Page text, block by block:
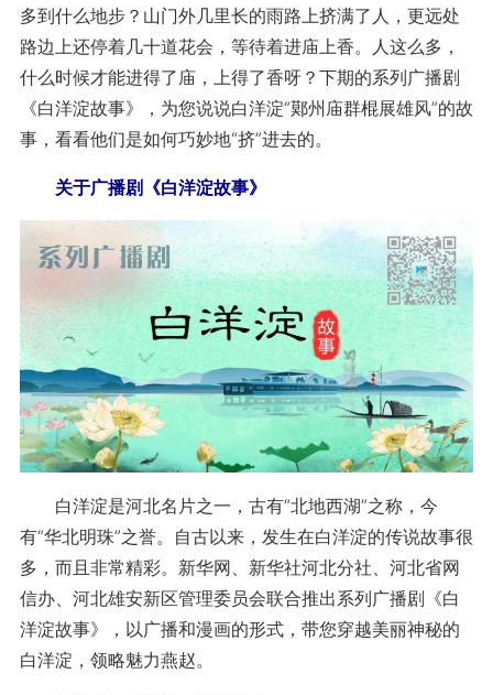
多到什么地步？山门外几里长的雨路上挤满了人，更远处
路边上还停着几十道花会，等待着进庙上香。人这么多，
什么时候才能进得了庙，上得了香呀？下期的系列广播剧
《白洋淀故事》，为您说说白洋淀“鄚州庙群棍展雄风”的故
事，看看他们是如何巧妙地“挤”进去的。
关于广播剧《白洋淀故事》
白洋淀是河北名片之一，古有“北地西湖”之称，今
有“华北明珠”之誉。自古以来，发生在白洋淀的传说故事很
多，而且非常精彩。新华网、新华社河北分社、河北省网
信办、河北雄安新区管理委员会联合推出系列广播剧《白
洋淀故事》，以广播和漫画的形式，带您穿越美丽神秘的
白洋淀，领略魅力燕赵。